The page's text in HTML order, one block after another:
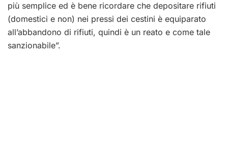
più semplice ed è bene ricordare che depositare rifiuti
(domestici e non) nei pressi dei cestini è equiparato
all’abbandono di rifiuti, quindi è un reato e come tale
sanzionabile”.